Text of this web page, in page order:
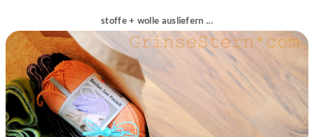
stoffe + wolle ausliefern ...